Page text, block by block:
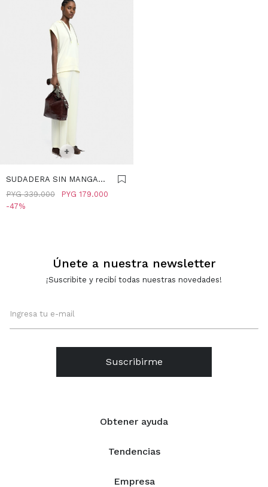
SELECCIONAR TALLE
+
SUDADERA SIN MANGAS
TACTO SUAVE -
AMARILLO
PYG 179.000
PYG 339.000
47
Obtener ayuda
Tendencias
Empresa
Únete a nuestra newsletter
¡Suscribite y recibí todas nuestras novedades!
Suscribirme